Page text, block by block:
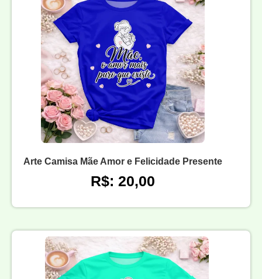
Arte Camisa Mãe Amor e Felicidade Presente
R$: 20,00